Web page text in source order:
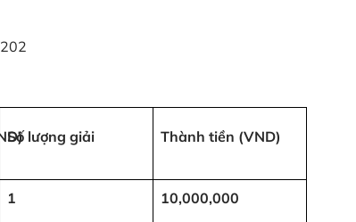
Số lượng giải Thành tiền (VND)
1 10,000,000